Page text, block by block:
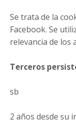
Se trata de la
Facebook. Se
relevancia de los
Terceros
sb
2 años desde su